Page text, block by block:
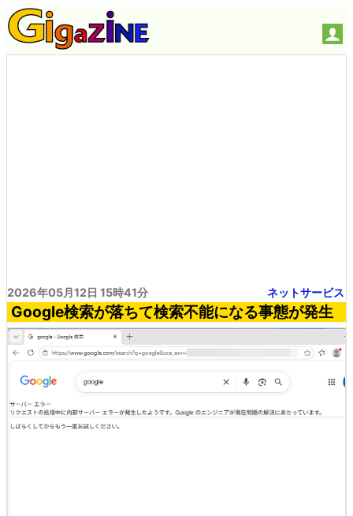
2026年05月12日 15時41分 ネットサービス
Google検索が落ちて検索不能になる事態が発生